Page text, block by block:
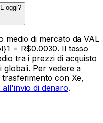
oggi?
medio di mercato da VAL
= R$0.0030. Il tasso
tra i prezzi di acquisto
globali. Per vedere a
con Xe,
all'invio di denaro.